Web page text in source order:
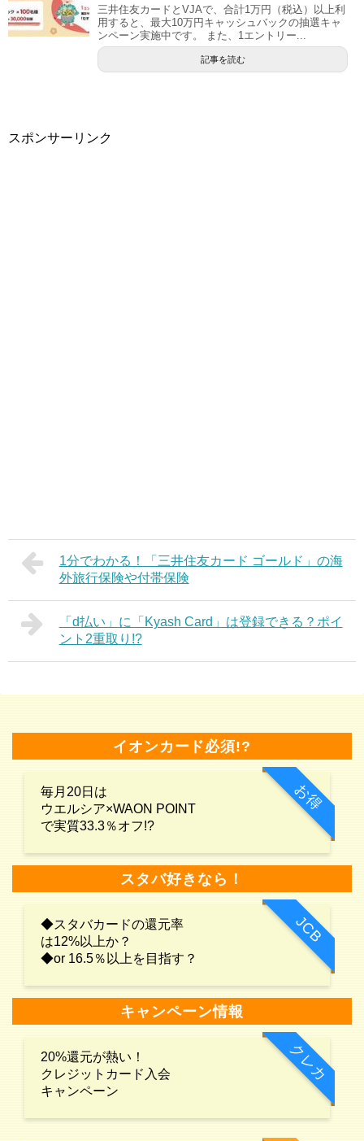
三井住友カードとVJAで、合計1万円（税込）以上利
用すると、最大10万円キャッシュバックの抽選キャ
ンペーン実施中です。 また、1エントリー...
記事を読む
スポンサーリンク
1分でわかる！「三井住友カード ゴールド」の海
外旅行保険や付帯保険
「d払い」に「Kyash Card」は登録できる？ポイ
ント2重取り!?
イオンカード必須!?
お得
毎月20日は
ウエルシア×WAON POINT
で実質33.3％オフ!?
スタバ好きなら！
JCB
◆スタバカードの還元率
は12%以上か？
◆or 16.5％以上を目指す？
キャンペーン情報
クレカ
20%還元が熱い！
クレジットカード入会
キャンペーン